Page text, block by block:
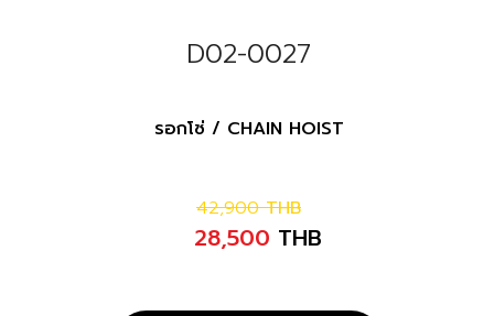
D02-0027
รอกโซ่ / CHAIN HOIST
42,900 THB
28,500 THB